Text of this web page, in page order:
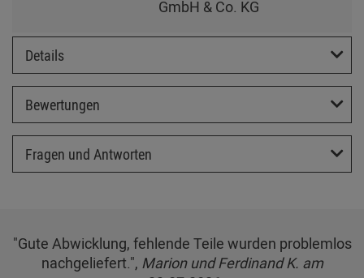
GmbH & Co. KG
Details
Bewertungen
Fragen und Antworten
"Gute Abwicklung, fehlende Teile wurden problemlos
nachgeliefert.", Marion und Ferdinand K. am